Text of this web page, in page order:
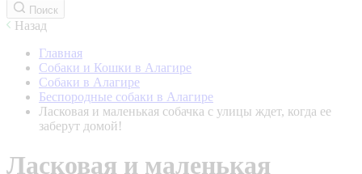
Поиск
Назад
Главная
Собаки и Кошки в Алагире
Собаки в Алагире
Беспородные собаки в Алагире
Ласковая и маленькая собачка с улицы ждет, когда ее
заберут домой!
Ласковая и маленькая